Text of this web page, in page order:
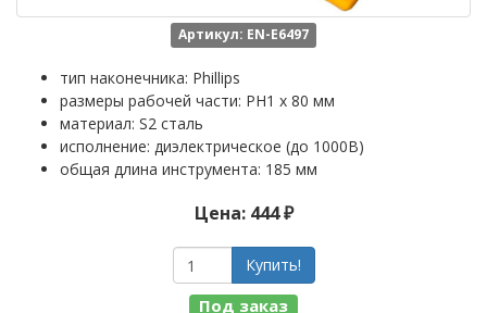
Артикул: EN-E6497
тип наконечника: Phillips
размеры рабочей части: PH1 x 80 мм
материал: S2 сталь
исполнение: диэлектрическое (до 1000В)
общая длина инструмента: 185 мм
Цена: 444 ₽
Купить!
Под заказ